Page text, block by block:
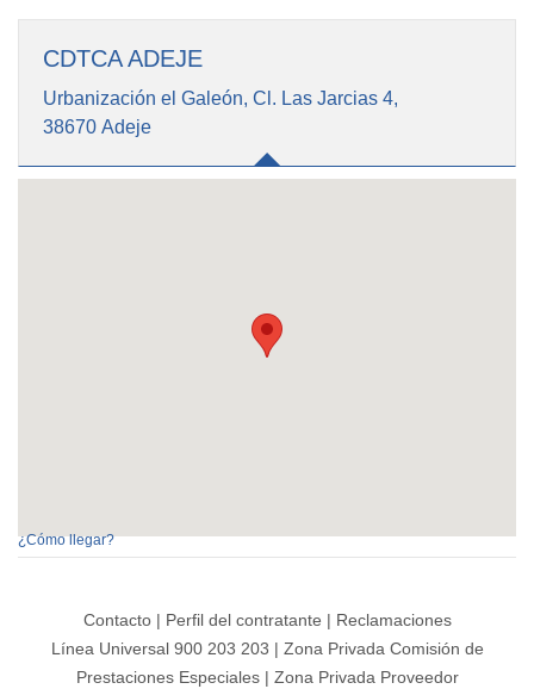
CDTCA ADEJE
Urbanización el Galeón, Cl. Las Jarcias 4,
38670 Adeje
¿Cómo llegar?
Contacto| Perfil del contratante | Reclamaciones
Línea Universal 900 203 203 | Zona Privada Comisión de
Prestaciones Especiales| Zona Privada Proveedor